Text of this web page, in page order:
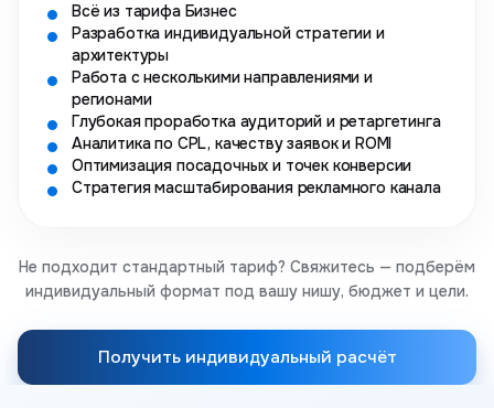
Всё из тарифа Бизнес
Разработка индивидуальной стратегии и
архитектуры
Работа с несколькими направлениями и
регионами
Глубокая проработка аудиторий и ретаргетинга
Аналитика по CPL, качеству заявок и ROMI
Оптимизация посадочных и точек конверсии
Стратегия масштабирования рекламного канала
Не подходит стандартный тариф? Свяжитесь — подберём
индивидуальный формат под вашу нишу, бюджет и цели.
Получить индивидуальный расчёт